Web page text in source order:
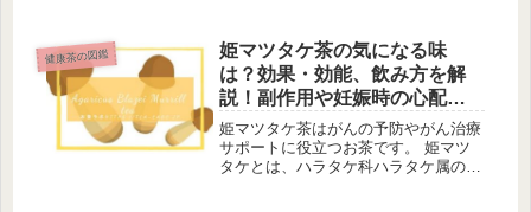
ませんが、日本をはじめ世界の亜熱帯
から亜寒帯にかけて広く分布し、枯れ
木...
健康茶の図鑑
姫マツタケ茶の気になる味
は？効果・効能、飲み方を解
説！副作用や妊娠時の心配事
は？
姫マツタケ茶はがんの予防やがん治療
サポートに役立つお茶です。 姫マツ
タケとは、ハラタケ科ハラタケ属のき